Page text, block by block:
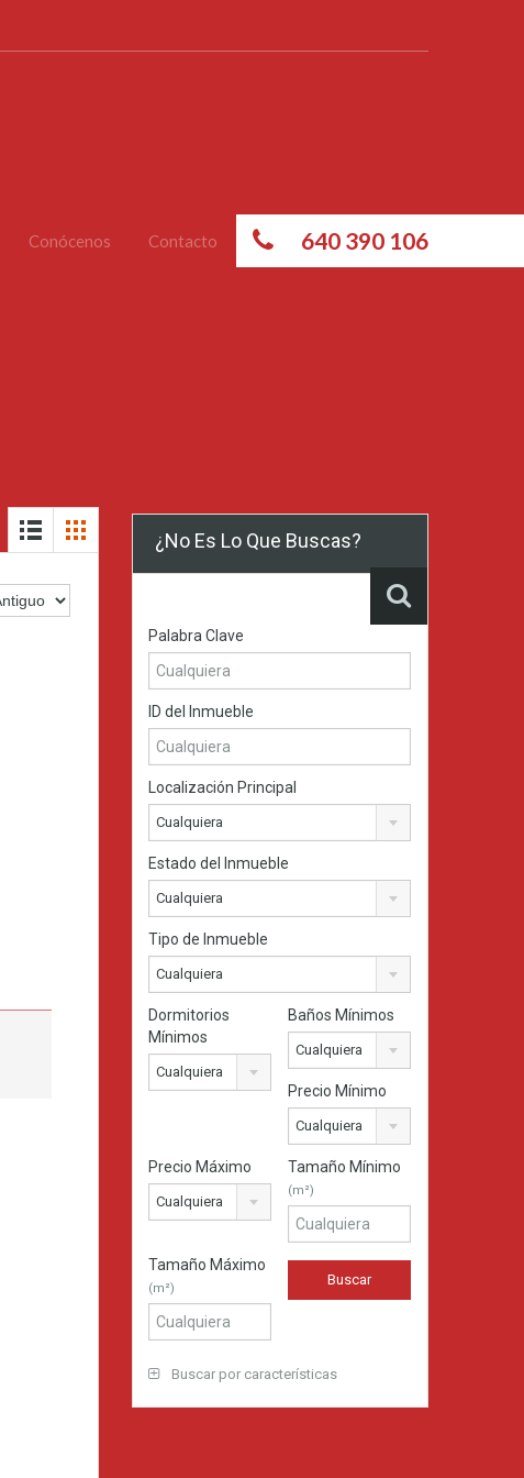
640 390 106
Conócenos Contacto
¿No Es Lo Que Buscas?
Palabra Clave
ID del Inmueble
Localización Principal
Cualquiera
Estado del Inmueble
Cualquiera
Tipo de Inmueble
Cualquiera
Dormitorios
Mínimos
Cualquiera
Baños Mínimos
Cualquiera
Precio Mínimo
Cualquiera
Precio Máximo
Cualquiera
Tamaño Mínimo
(m²)
Tamaño Máximo
(m²)
Buscar por características